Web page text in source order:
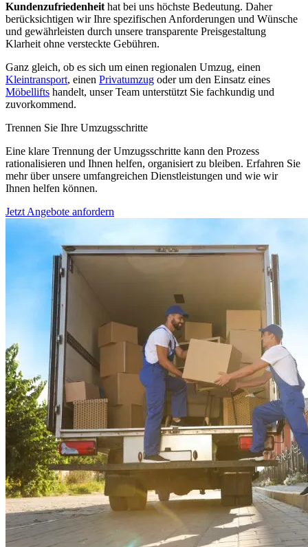
Kundenzufriedenheit hat bei uns höchste Bedeutung. Daher
berücksichtigen wir Ihre spezifischen Anforderungen und Wünsche
und gewährleisten durch unsere transparente Preisgestaltung
Klarheit ohne versteckte Gebühren.
Ganz gleich, ob es sich um einen regionalen Umzug, einen
Kleintransport, einen Privatumzug oder um den Einsatz eines
Möbellifts handelt, unser Team unterstützt Sie fachkundig und
zuvorkommend.
Trennen Sie Ihre Umzugsschritte
Eine klare Trennung der Umzugsschritte kann den Prozess
rationalisieren und Ihnen helfen, organisiert zu bleiben. Erfahren Sie
mehr über unsere umfangreichen Dienstleistungen und wie wir
Ihnen helfen können.
Jetzt Angebote anfordern